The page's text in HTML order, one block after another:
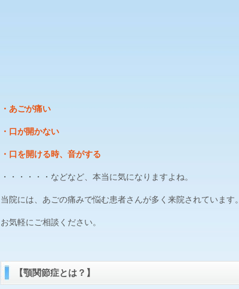
・あごが痛い
・口が開かない
・口を開ける時、音がする
・・・・・・などなど、本当に気になりますよね。
当院には、あごの痛みで悩む患者さんが多く来院されています。
お気軽にご相談ください。
【顎関節症とは？】